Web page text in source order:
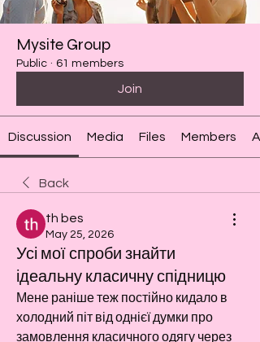
Mysite Group
Public · 61 members
Join
Discussion Media Files Members
Back
th bes
May 25, 2026
Усі мої спроби знайти
ідеальну класичну спідницю
Мене раніше теж постійно кидало в
холодний піт від однієї думки про
замовлення класичного одягу через